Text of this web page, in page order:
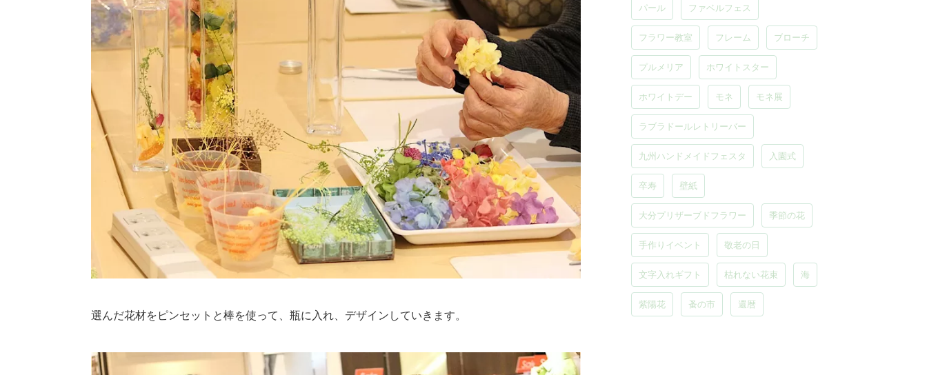
選んだ花材をピンセットと棒を使って、瓶に入れ、デザインしていきます。
パール ファベルフェス
フラワー教室 フレーム ブローチ
プルメリア ホワイトスター
ホワイトデー モネ モネ展
ラブラドールレトリーバー
九州ハンドメイドフェスタ 入園式
卒寿 壁紙
大分プリザーブドフラワー 季節の花
手作りイベント 敬老の日
文字入れギフト 枯れない花束 海
紫陽花 蚤の市 還暦